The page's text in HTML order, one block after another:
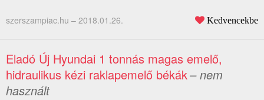
szerszampiac.hu – 2018.01.26. Kedvencekbe
Eladó Új Hyundai 1 tonnás magas emelő,
hidraulikus kézi raklapemelő békák– nem
használt